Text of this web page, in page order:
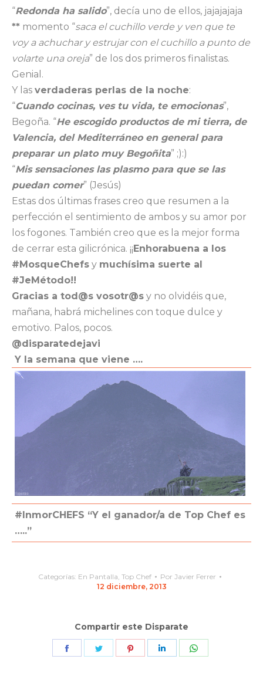
“Redonda ha salido”, decía uno de ellos, jajajajaja
** momento “saca el cuchillo verde y ven que te
voy a achuchar y estrujar con el cuchillo a punto de
volarte una oreja” de los dos primeros finalistas.
Genial.
Y las verdaderas perlas de la noche:
“Cuando cocinas, ves tu vida, te emocionas”,
Begoña. “He escogido productos de mi tierra, de
Valencia, del Mediterráneo en general para
preparar un plato muy Begoñita” ;):)
“Mis sensaciones las plasmo para que se las
puedan comer” (Jesús)
Estas dos últimas frases creo que resumen a la
perfección el sentimiento de ambos y su amor por
los fogones. También creo que es la mejor forma
de cerrar esta gilicrónica. ¡¡Enhorabuena a los
#MosqueChefs y muchísima suerte al
#JeMétodo!!
Gracias a tod@s vosotr@s y no olvidéis que,
mañana, habrá michelines con toque dulce y
emotivo. Palos, pocos.
@disparatedejavi
Y la semana que viene ….
#InmorCHEFS “Y el ganador/a de Top Chef es
…..”
Categorías: En Pantalla, Top Chef Por Javier Ferrer
12 diciembre, 2013
Compartir este Disparate
Share
Share
Share
Share